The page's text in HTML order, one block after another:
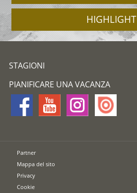
HIGHLIGHT
STAGIONI
PIANIFICARE UNA VACANZA
Partner
Mappa del sito
Privacy
Cookie